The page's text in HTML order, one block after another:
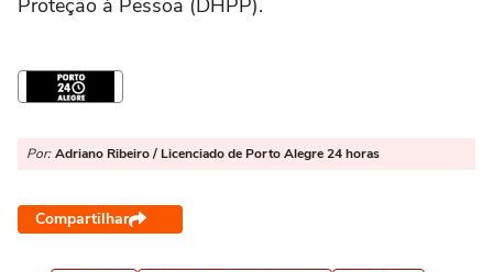
Por: Adriano Ribeiro / Licenciado de Porto Alegre 24 horas
Compartilhar